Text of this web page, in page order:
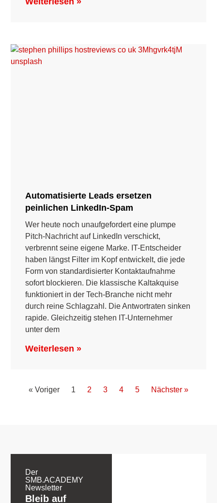
Automatisierte Leads ersetzen
peinlichen LinkedIn-Spam
Wer heute noch unaufgefordert eine plumpe
Pitch-Nachricht auf LinkedIn verschickt,
verbrennt seine eigene Marke. IT-Entscheider
haben längst Filter im Kopf entwickelt, die jede
Form von standardisierter Kontaktaufnahme
sofort blockieren. Die klassische Kaltakquise
funktioniert in der Tech-Branche nicht mehr
durch reine Schlagzahl. Die Antwortraten sinken
rapide. Gleichzeitig stehen IT-Unternehmer
unter dem
Weiterlesen »
« Voriger 1 2 3 4 5 Nächster »
Der
SMB.ACADEMY
Newsletter
Bleib auf